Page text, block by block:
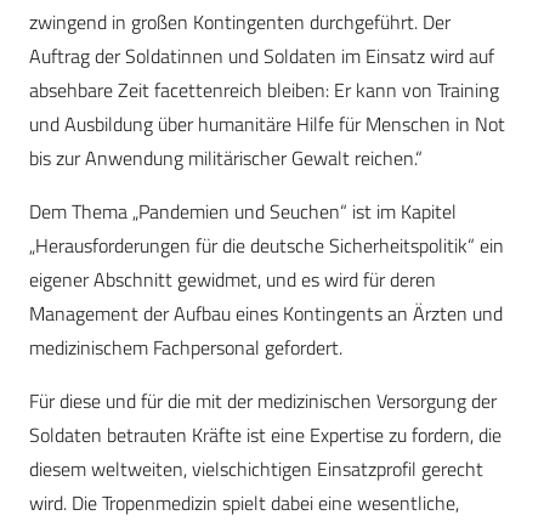
zwingend in großen Kontingenten durchgeführt. Der
Auftrag der Soldatinnen und Soldaten im Einsatz wird auf
absehbare Zeit facettenreich bleiben: Er kann von Training
und Ausbildung über humanitäre Hilfe für Menschen in Not
bis zur Anwendung militärischer Gewalt reichen.“
Dem Thema „Pandemien und Seuchen“ ist im Kapitel
„Herausforderungen für die deutsche Sicherheitspolitik“ ein
eigener Abschnitt gewidmet, und es wird für deren
Management der Aufbau eines Kontingents an Ärzten und
medizinischem Fachpersonal gefordert.
Für diese und für die mit der medizinischen Versorgung der
Soldaten betrauten Kräfte ist eine Expertise zu fordern, die
diesem weltweiten, vielschichtigen Einsatzprofil gerecht
wird. Die Tropenmedizin spielt dabei eine wesentliche,